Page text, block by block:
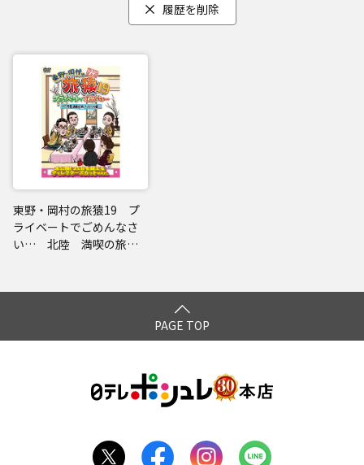
履歴を削除
東野・岡村の旅猿19 プ
ライベートでごめんなさ
い… 北陸 満喫の旅
PAGE TOP